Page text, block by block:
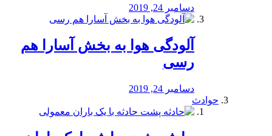
دسامبر 24, 2019
آلودگی هوا به بخش آسارا هم
رسی
دسامبر 24, 2019
حوادث